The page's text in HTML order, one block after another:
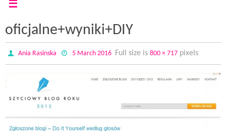
oficjalne+wyniki+DIY
Ania Rasinska 5 March 2016 Full size is 800 × 717pixels